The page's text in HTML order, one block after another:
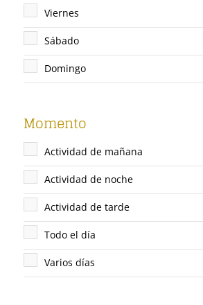
Viernes
Sábado
Domingo
Momento
Actividad de mañana
Actividad de noche
Actividad de tarde
Todo el día
Varios días